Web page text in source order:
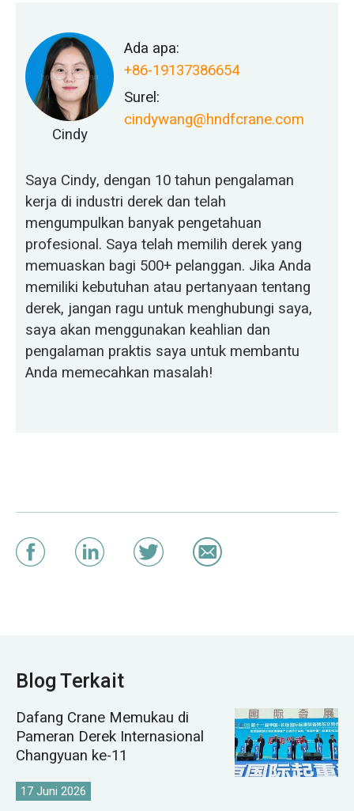
Cindy
Ada apa:
+86-19137386654
Surel:
cindywang@hndfcrane.com
Saya Cindy, dengan 10 tahun pengalaman
kerja di industri derek dan telah
mengumpulkan banyak pengetahuan
profesional. Saya telah memilih derek yang
memuaskan bagi 500+ pelanggan. Jika Anda
memiliki kebutuhan atau pertanyaan tentang
derek, jangan ragu untuk menghubungi saya,
saya akan menggunakan keahlian dan
pengalaman praktis saya untuk membantu
Anda memecahkan masalah!
Blog Terkait
Dafang Crane Memukau di
Pameran Derek Internasional
Changyuan ke-11
17 Juni 2026